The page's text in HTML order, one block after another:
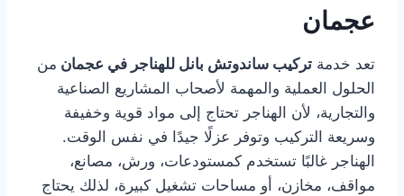
عجمان
تعد خدمة تركيب ساندوتش بانل للهناجر في عجمان من
الحلول العملية والمهمة لأصحاب المشاريع الصناعية
والتجارية، لأن الهناجر تحتاج إلى مواد قوية وخفيفة
وسريعة التركيب وتوفر عزلًا جيدًا في نفس الوقت.
الهناجر غالبًا تستخدم كمستودعات، ورش، مصانع،
مواقف، مخازن، أو مساحات تشغيل كبيرة، لذلك يحتاج